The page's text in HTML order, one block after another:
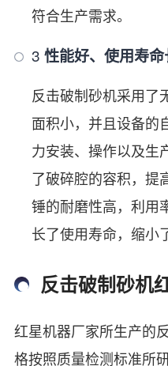
符合生产需求。
3 性能好、使用寿命
反击破制砂机采用了
面积小，并且设备的
力安装、操作以及生
了破碎腔的容积，提
锤的耐磨性高，利用
长了使用寿命，缩小
反击破制砂机
红星机器厂家所生产的
格按照质量检测标准所